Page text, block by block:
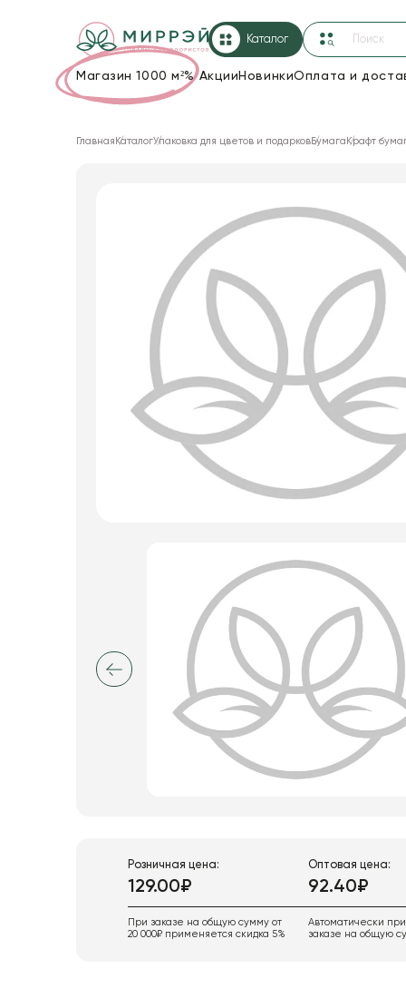
Каталог
Магазин 1000 м²%Акции НовинкиОплата и
Декор для дома
Товары для флористов
Пакеты для цветов и подарков
Искусственные цветы и растения
Декоративные вазы, кашпо
Главная КаталогУпаковка для цветов и подарковБумага Крафт
Розничная цена:
129.00₽
При заказе на общую сумму от
20 000₽ применяется скидка 5%
Оптовая цена:
92.40₽
Автоматически
заказе на общую